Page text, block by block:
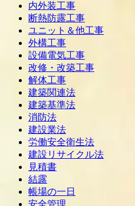
内外装工事
断熱防露工事
ユニット＆他工事
外構工事
設備電気工事
改修・改築工事
解体工事
建築関連法
建築基準法
消防法
建設業法
労働安全衛生法
建設リサイクル法
見積書
結露
帳場の一日